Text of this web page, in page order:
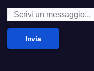
Invia